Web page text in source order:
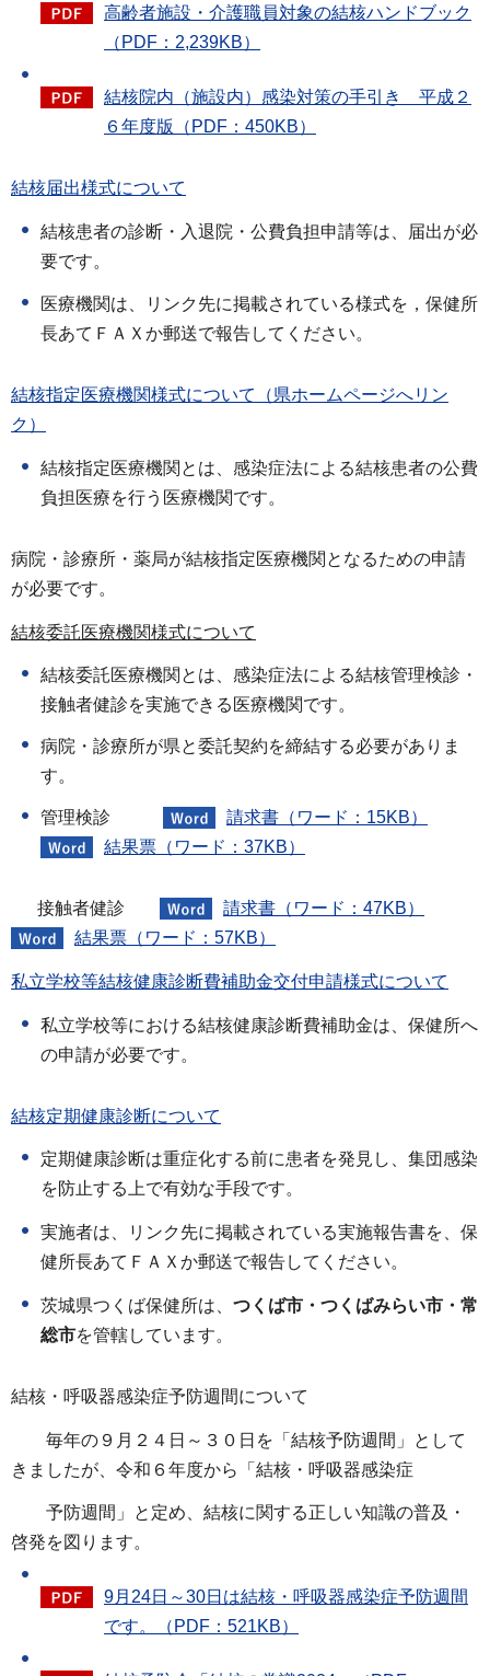
高齢者施設・介護職員対象の結核ハンドブック
（PDF：2,239KB）
結核院内（施設内）感染対策の手引き 平成２
６年度版（PDF：450KB）
結核届出様式について
結核患者の診断・入退院・公費負担申請等は、届出が必
要です。
医療機関は、リンク先に掲載されている様式を，保健所
長あてＦＡＸか郵送で報告してください。
結核指定医療機関様式について（県ホームページへリン
ク）
結核指定医療機関とは、感染症法による結核患者の公費
負担医療を行う医療機関です。
病院・診療所・薬局が結核指定医療機関となるための申請
が必要です。
結核委託医療機関様式について
結核委託医療機関とは、感染症法による結核管理検診・
接触者健診を実施できる医療機関です。
病院・診療所が県と委託契約を締結する必要がありま
す。
管理検診
請求書（ワード：15KB）
結果票（ワード：37KB）
接触者健診
請求書（ワード：47KB）
結果票（ワード：57KB）
私立学校等結核健康診断費補助金交付申請様式について
私立学校等における結核健康診断費補助金は、保健所へ
の申請が必要です。
結核定期健康診断について
定期健康診断は重症化する前に患者を発見し、集団感染
を防止する上で有効な手段です。
実施者は、リンク先に掲載されている実施報告書を、保
健所長あてＦＡＸか郵送で報告してください。
茨城県つくば保健所は、 つくば市・つくばみらい市・常
総市を管轄しています。
結核・呼吸器感染症予防週間について
毎年の９月２４日～３０日を「結核予防週間」として
きましたが、令和６年度から「結核・呼吸器感染症
予防週間」と定め、結核に関する正しい知識の普及・
啓発を図ります。
9月24日～30日は結核・呼吸器感染症予防週間
です。（PDF：521KB）